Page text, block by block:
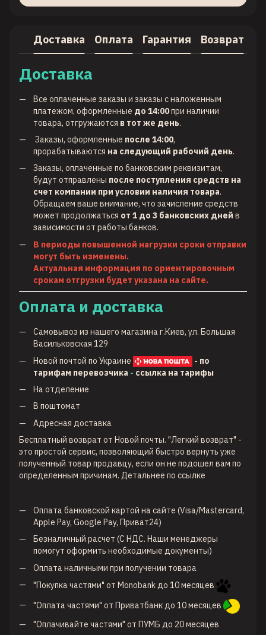
Доставка Оплата Гарантия Возврат
Доставка
Все оплаченные заказы и заказы с наложенным
платежом, оформленные до 14:00при наличии
товара, отгружаются в тот же день.
Заказы, оформленные после 14:00,
прорабатываются на следующий рабочий день.
Заказы, оплаченные по банковским реквизитам,
будут отправлены после поступления средств на
счет компании при условии наличия товара.
Обращаем ваше внимание, что зачисление средств
может продолжаться от 1 до 3 банковских дней в
зависимости от работы банков.
В периоды повышенной нагрузки сроки отправки
могут быть изменены.
Актуальная информация по ориентировочным
срокам отгрузки будет указана на сайте.
Оплата и доставка
Самовывоз из нашего магазина г.Киев, ул. Большая
Васильковская 129
Новой почтой по Украине
- по
тарифам перевозчика - ссылка на тарифы
На отделение
В поштомат
Адресная доставка
Бесплатный возврат от Новой почты. "Легкий возврат" -
это простой сервис, позволяющий быстро вернуть уже
полученный товар продавцу, если он не подошел вам по
определенным причинам. Детальнее по ссылке
Оплата банковской картой на сайте (Visa/Mastercard,
Apple Pay, Google Pay, Приват24)
Безналичный расчет (С НДС. Наши менеджеры
помогут оформить необходимые документы)
Оплата наличными при получении товара
"Покупка частями" от Monobank до 10 месяцев
"Оплата частями" от Приватбанк до 10 месяцев
"Оплачивайте частями" от ПУМБ до 20 месяцев